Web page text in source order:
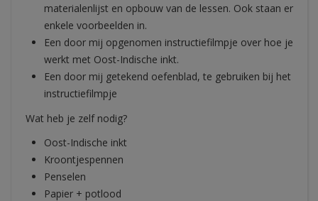
materialenlijst en opbouw van de lessen. Ook staan er
enkele voorbeelden in.
Een door mij opgenomen instructiefilmpje over hoe je
werkt met Oost-Indische inkt.
Een door mij getekend oefenblad, te gebruiken bij het
instructiefilmpje
Wat heb je zelf nodig?
Oost-Indische inkt
Kroontjespennen
Penselen
Papier + potlood